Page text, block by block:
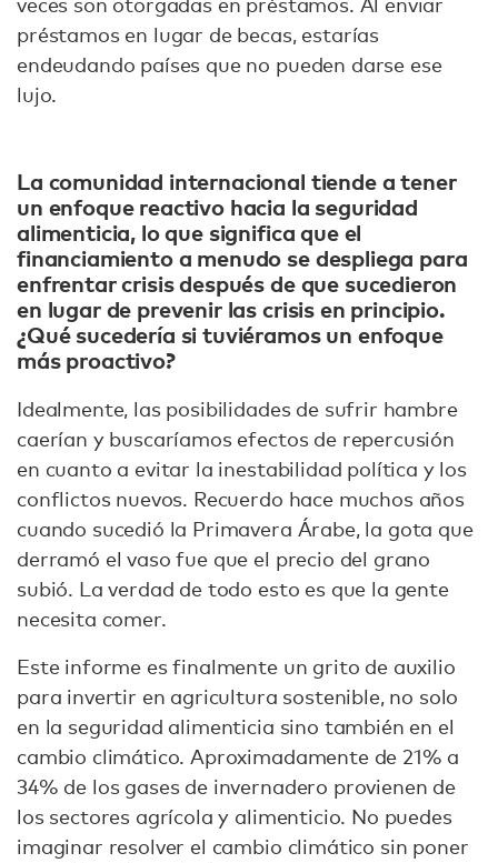
préstamos en lugar de becas, estarías
endeudando países que no pueden darse ese
lujo.
La comunidad internacional tiende a tener
un enfoque reactivo hacia la seguridad
alimenticia, lo que significa que el
financiamiento a menudo se despliega para
enfrentar crisis después de que sucedieron
en lugar de prevenir las crisis en principio.
¿Qué sucedería si tuviéramos un enfoque
más proactivo?
Idealmente, las posibilidades de sufrir hambre
caerían y buscaríamos efectos de repercusión
en cuanto a evitar la inestabilidad política y los
conflictos nuevos. Recuerdo hace muchos años
cuando sucedió la Primavera Árabe, la gota que
derramó el vaso fue que el precio del grano
subió. La verdad de todo esto es que la gente
necesita comer.
Este informe es finalmente un grito de auxilio
para invertir en agricultura sostenible, no solo
en la seguridad alimenticia sino también en el
cambio climático. Aproximadamente de 21% a
34% de los gases de invernadero provienen de
los sectores agrícola y alimenticio. No puedes
imaginar resolver el cambio climático sin poner